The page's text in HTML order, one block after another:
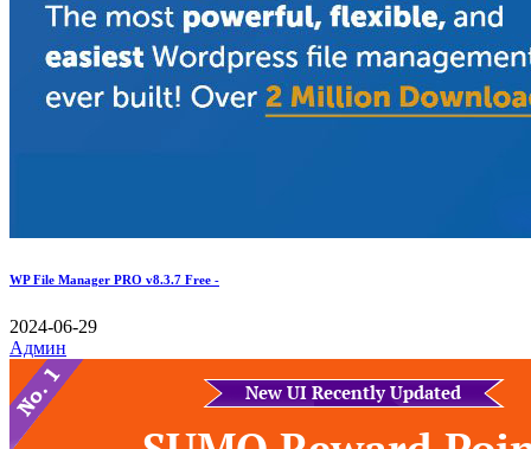
WP File Manager PRO v8.3.7 Free -
2024-06-29
Админ